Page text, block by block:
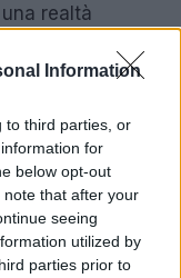
Information
to third parties, or
for
below opt-out
that after your
seeing
utilized by
parties prior to
realtà
il dialogo e
momento di
essere vissuto
tuo contributo a